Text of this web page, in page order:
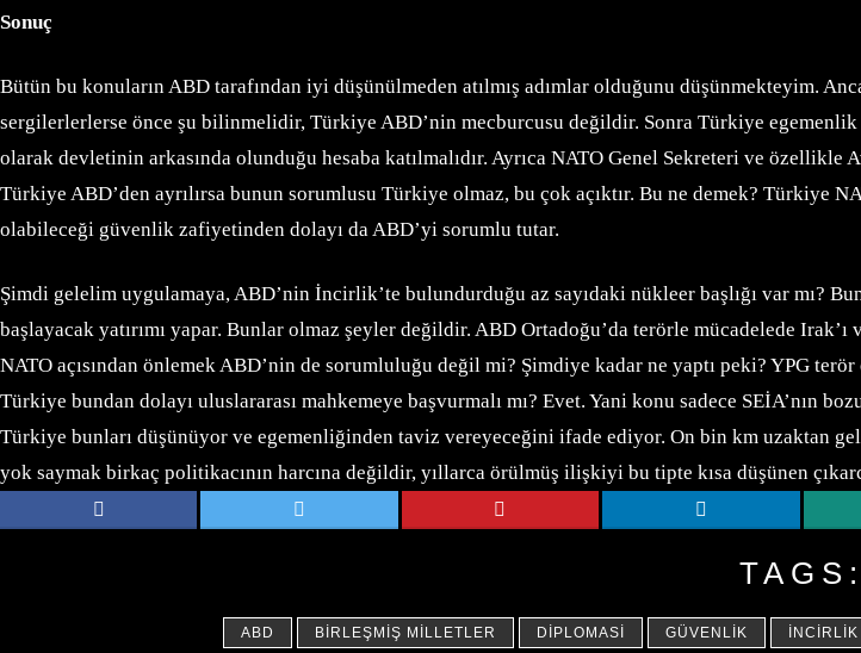
Sonuç
Bütün bu konuların ABD tarafından iyi düşünülmeden atılmış adımlar olduğunu düşünmekteyim.
sergilerlerlerse önce şu bilinmelidir, Türkiye ABD’nin mecburcusu değildir. Sonra Türkiye
olarak devletinin arkasında olunduğu hesaba katılmalıdır. Ayrıca NATO Genel Sekreteri ve
Türkiye ABD’den ayrılırsa bunun sorumlusu Türkiye olmaz, bu çok açıktır. Bu ne demek? Türkiye
olabileceği güvenlik zafiyetinden dolayı da ABD’yi sorumlu tutar.
Şimdi gelelim uygulamaya, ABD’nin İncirlik’te bulundurduğu az sayıdaki nükleer başlığı var mı?
başlayacak yatırımı yapar. Bunlar olmaz şeyler değildir. ABD Ortadoğu’da terörle mücadelede
NATO açısından önlemek ABD’nin de sorumluluğu değil mi? Şimdiye kadar ne yaptı peki? YPG
Türkiye bundan dolayı uluslararası mahkemeye başvurmalı mı? Evet. Yani konu sadece SEİA’nın
Türkiye bunları düşünüyor ve egemenliğinden taviz vereyeceğini ifade ediyor. On bin km uzaktan
yok saymak birkaç politikacının harcına değildir, yıllarca örülmüş ilişkiyi bu tipte kısa düşünen
TAGS:
ABD BIRLEŞMIŞ MILLETLER DIPLOMASI GÜVENLIK İNCIRLIK